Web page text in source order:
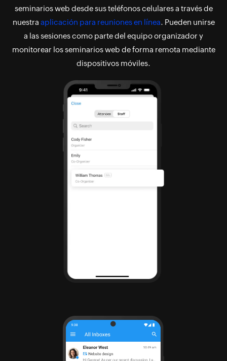
seminarios web desde sus teléfonos celulares a través de
nuestra aplicación para reuniones en línea. Pueden unirse
a las sesiones como parte del equipo organizador y
monitorear los seminarios web de forma remota mediante
dispositivos móviles.